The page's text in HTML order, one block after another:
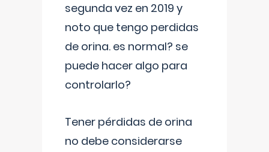
segunda vez en 2019 y
noto que tengo perdidas
de orina. es normal? se
puede hacer algo para
controlarlo?
Tener pérdidas de orina
no debe considerarse